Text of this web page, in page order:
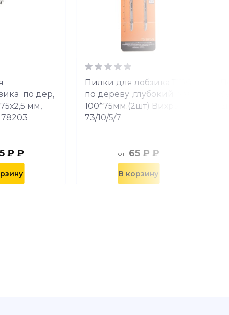
по дер,
мм,
78203
₽ ₽
Пилки для лобзика Т111С
по дереву ,глубокий рез
100*75мм.(2шт) Вихрь
73/10/5/7
от 65 ₽ ₽
В корзину